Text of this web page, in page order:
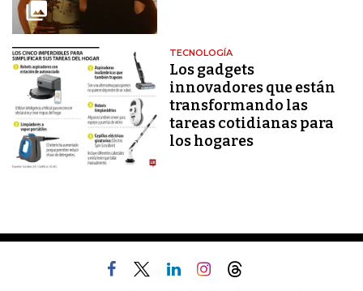
TECNOLOGÍA
Los gadgets
innovadores que están
transformando las
tareas cotidianas para
los hogares